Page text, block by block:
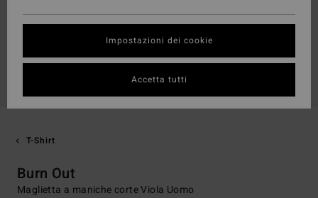
T-Shirt
Burn Out
Maglietta a maniche corte Viola Uomo
Impostazioni dei cookie
Accetta tutti